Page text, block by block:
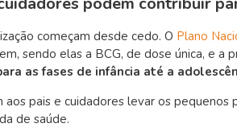
começam desde cedo. O Plano
sendo elas a BCG, de dose única, e a
as fases de infância até a
aos pais e cuidadores levar os
de saúde.